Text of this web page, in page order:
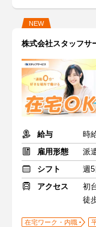
NEW
株式会社スタッフサ
給与
時
雇用形態
派
シフト
週
アクセス
初
徒
在宅ワーク・内職